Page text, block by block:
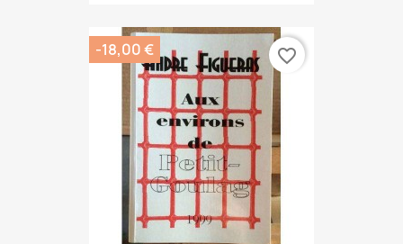
-18,00 € favorite_border